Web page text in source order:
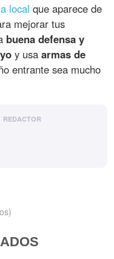
local que aparece de
mejorar tus
buena defensa y
y usaarmas de
entrante sea mucho
REDACTOR